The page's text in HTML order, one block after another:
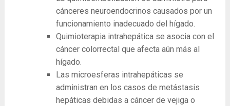
cánceres neuroendocrinos causados ​​por un
funcionamiento inadecuado del hígado.
Quimioterapia intrahepática se asocia con el
cáncer colorrectal que afecta aún más al
hígado.
Las microesferas intrahepáticas se
administran en los casos de metástasis
hepáticas debidas a cáncer de vejiga o